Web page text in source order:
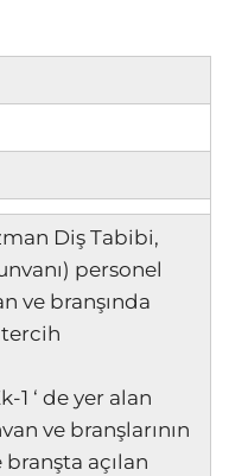
Diş Tabibi,
personel
ve branşında
1 ‘ de yer alan
ve branşlarının
branşta açılan